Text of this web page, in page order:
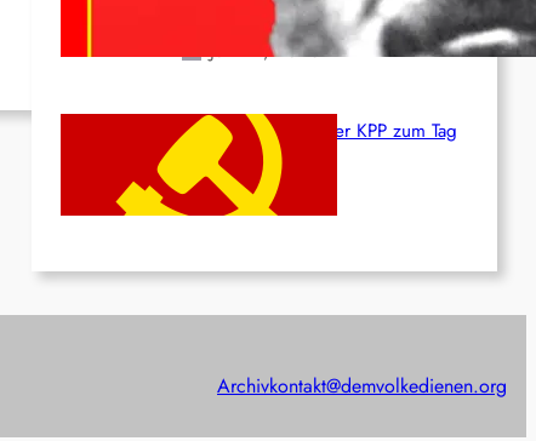
Juni 19, 2026
Beschluss des ZK der KPP zum Tag
des Heldentums
Juni 19, 2026
Archivkontakt@demvolkedienen.org